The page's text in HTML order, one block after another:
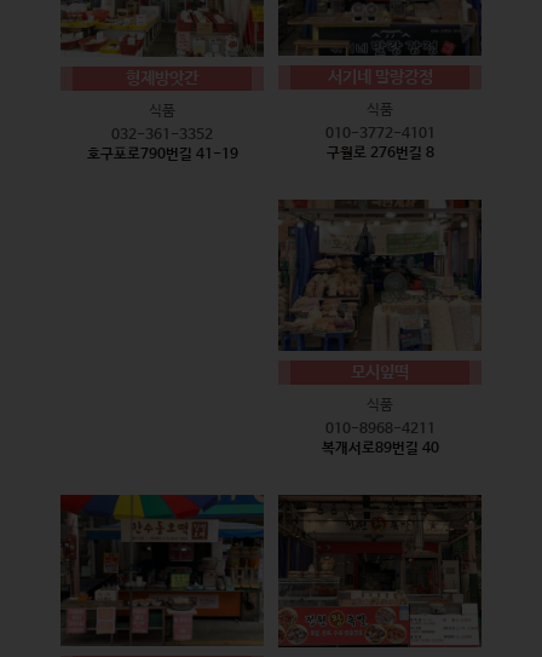
형제방앗간
식품
032-361-3352
호구포로790번길 41-19
서기네 말랑강정
식품
010-3772-4101
구월로 276번길 8
모시잎떡
식품
010-8968-4211
복개서로89번길 40